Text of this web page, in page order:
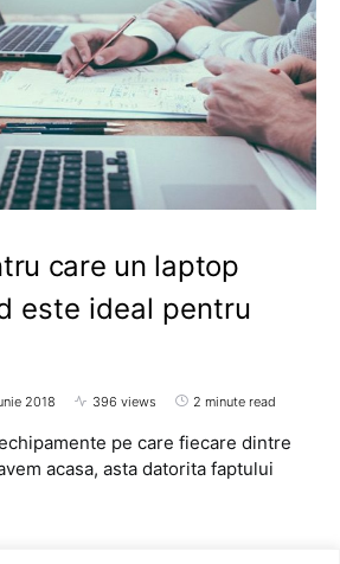
care un laptop
este ideal pentru
2018 396 views 2 minute read
pe care fiecare dintre
acasa, asta datorita faptului